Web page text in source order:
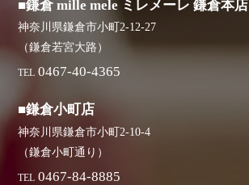
■鎌倉 mille mele ミレメーレ 鎌倉本店
神奈川県鎌倉市小町2-12-27
（鎌倉若宮大路）
TEL 0467-40-4365
■鎌倉小町店
神奈川県鎌倉市小町2-10-4
（鎌倉小町通り）
TEL 0467-84-8885